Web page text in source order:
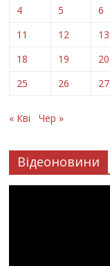
4
5 6
11
12 13
18
19 20
25
26 27
« Кві Чер »
Відеоновини